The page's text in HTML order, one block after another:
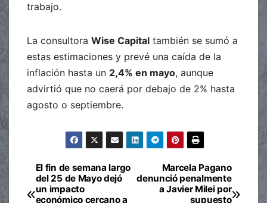
trabajo.
La consultora Wise Capital también se sumó a
estas estimaciones y prevé una caída de la
inflación hasta un 2,4% en mayo, aunque
advirtió que no caerá por debajo de 2% hasta
agosto o septiembre.
Navegación
de
Marcela Pagano
denunció penalmente
a Javier Milei por
supuesto
El fin de semana largo
del 25 de Mayo dejó
un impacto
económico cercano a